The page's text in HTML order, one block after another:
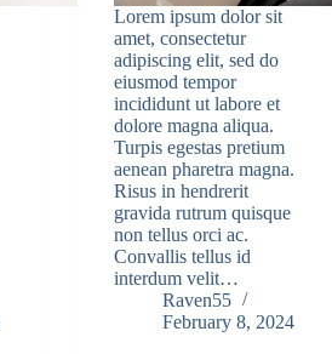
Lorem ipsum dolor sit
amet, consectetur
adipiscing elit, sed do
eiusmod tempor
incididunt ut labore et
dolore magna aliqua.
Turpis egestas pretium
aenean pharetra magna.
Risus in hendrerit
gravida rutrum quisque
non tellus orci ac.
Convallis tellus id
interdum velit…
Raven55
February 8, 2024